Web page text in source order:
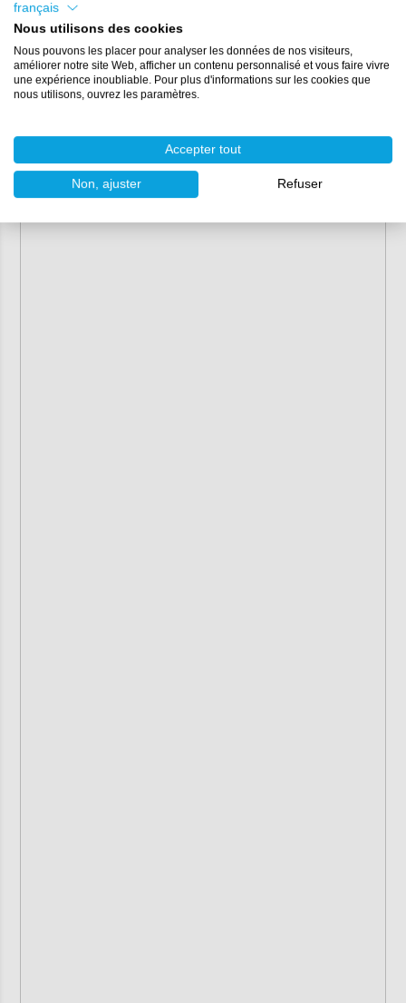
français
Nous utilisons des cookies
Nous pouvons les placer pour analyser les données de nos visiteurs,
améliorer notre site Web, afficher un contenu personnalisé et vous faire vivre
une expérience inoubliable. Pour plus d'informations sur les cookies que
nous utilisons, ouvrez les paramètres.
Accepter tout
Non, ajuster Refuser